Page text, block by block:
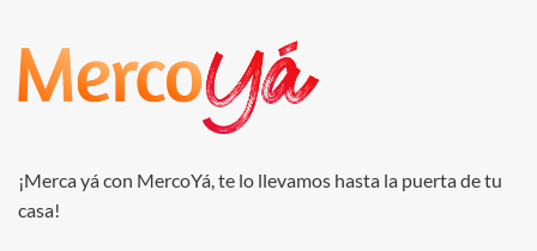
¡Merca yá con MercoYá, te lo llevamos hasta la puerta de tu
casa!